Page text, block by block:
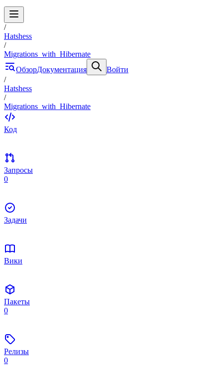
/
Hatshess
/
Migrations_with_Hibernate
ОбзорДокументация
Войти
/
Hatshess
/
Migrations_with_Hibernate
Код
Запросы
0
Задачи
Вики
Пакеты
0
Релизы
0